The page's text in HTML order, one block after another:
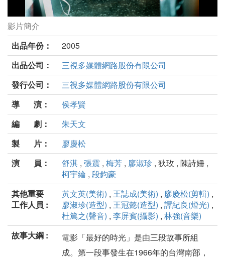
最好的時光劇照
影片簡介
出品年份：
2005
出品公司：
三視多媒體網路股份有限公司
發行公司：
三視多媒體網路股份有限公司
導 演：
侯孝賢
編 劇：
朱天文
製 片：
廖慶松
演 員：
舒淇 , 張震 , 梅芳 , 廖淑珍 , 狄玫 , 陳詩姍 ,
柯宇綸 , 段鈞豪
其他重要
工作人員 :
黃文英(美術) , 王誌成(美術) , 廖慶松(剪輯) ,
廖淑珍(造型) , 王冠懿(造型) , 譚紀良(燈光) ,
杜篤之(聲音) , 李屏賓(攝影) , 林強(音樂)
故事大綱 :
電影「最好的時光」是由三段故事所組
成。第一段事發生在1966年的台灣南部，